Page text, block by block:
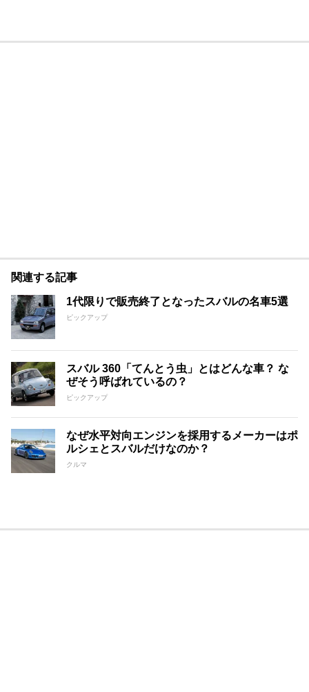
関連する記事
1代限りで販売終了となったスバルの名車5選
ピックアップ
スバル 360「てんとう虫」とはどんな車？ な
ぜそう呼ばれているの？
ピックアップ
なぜ水平対向エンジンを採用するメーカーはポ
ルシェとスバルだけなのか？
クルマ